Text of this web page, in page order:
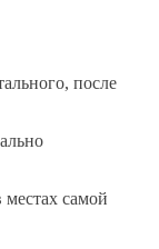
после
местах самой